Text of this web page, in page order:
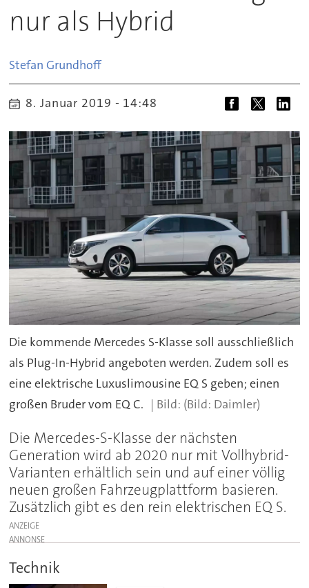
nur als Hybrid
Stefan Grundhoff
8. Januar 2019 - 14:48
Die kommende Mercedes S-Klasse soll ausschließlich
als Plug-In-Hybrid angeboten werden. Zudem soll es
eine elektrische Luxuslimousine EQ S geben; einen
großen Bruder vom EQ C.
(Bild: Daimler)
Die Mercedes-S-Klasse der nächsten
Generation wird ab 2020 nur mit Vollhybrid-
Varianten erhältlich sein und auf einer völlig
neuen großen Fahrzeugplattform basieren.
Zusätzlich gibt es den rein elektrischen EQ S.
ANZEIGE
Technik